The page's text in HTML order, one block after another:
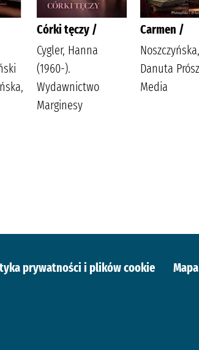
Córki tęczy /
Cygler, Hanna
(1960-).
Wydawnictwo
Marginesy
Carmen /
Noszczyńska,
Danuta
Media
prywatności i plików cookie